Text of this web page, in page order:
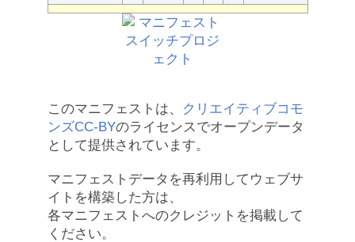
このマニフェストは、
クリエイティブコモ
ンズCC-BYのライセンスでオープンデータ
として提供されています。
マニフェストデータを再利用してウェブサ
イトを構築した方は、
各マニフェストへのクレジットを掲載して
ください。